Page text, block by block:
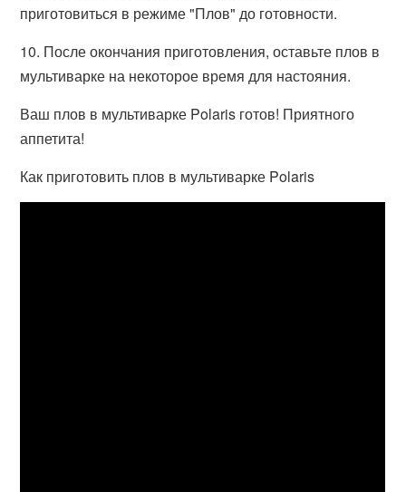
приготовиться в режиме "Плов" до готовности.
10. После окончания приготовления, оставьте плов в
мультиварке на некоторое время для настояния.
Ваш плов в мультиварке Polaris готов! Приятного
аппетита!
Как приготовить плов в мультиварке Polaris